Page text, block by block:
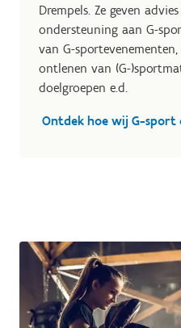
Drempels. Ze geven
ondersteuning aan G-
van G-
ontlenen van (G-
doelgroepen e.d.
Ontdek hoe wij G-sport